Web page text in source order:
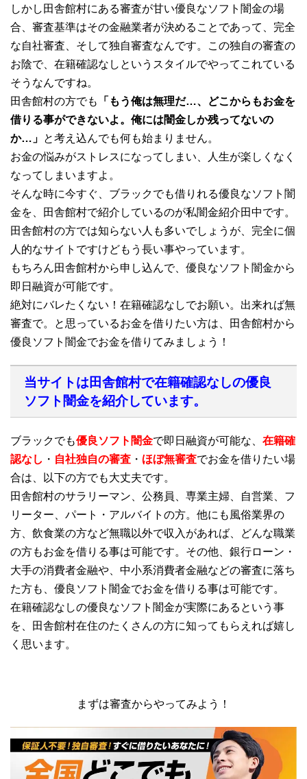
しかし田舎館村にある審査が甘い優良なソフト闇金の場
合、審査基準はその金融業者が決めることであって、完全
な自社審査、そして独自審査なんです。この独自の審査の
お陰で、在籍確認なしというスタイルでやってこれている
そうなんですね。
田舎館村の方でも
「もう俺は無理だ…、どこからもお金を
借りる事ができないよ。俺には闇金しか残ってないの
か…」 と考え込んでも何も始まりません。
お金の悩みがストレスになってしまい、人生が楽しくなく
なってしまいますよ。
そんな時に今すぐ、ブラックでも借りれる優良なソフト闇
金を、田舎館村で紹介しているのが私闇金紹介田中です。
田舎館村の方では知らない人も多いでしょうが、完全に個
人的なサイトですけどもう長い事やっています。
もちろん田舎館村から申し込んで、優良なソフト闇金から
即日融資が可能です。
絶対にバレたくない！在籍確認なしでお願い。出来れば無
審査で。と思っているお金を借りたい方は、田舎館村から
優良ソフト闇金でお金を借りてみましょう！
当サイトは田舎館村で在籍確認なしの優良
ソフト闇金を紹介しています。
ブラックでも優良ソフト闇金で即日融資が可能な、 在籍確
認なし ・ 自社独自の審査 ・ ほぼ無審査でお金を借りたい場
合は、以下の方でも大丈夫です。
田舎館村のサラリーマン、公務員、専業主婦、自営業、フ
リーター、パート・アルバイトの方。他にも風俗業界の
方、飲食業の方など無職以外で収入があれば、どんな職業
の方もお金を借りる事は可能です。その他、銀行ローン・
大手の消費者金融や、中小系消費者金融などの審査に落ち
た方も、優良ソフト闇金でお金を借りる事は可能です。
在籍確認なしの優良なソフト闇金が実際にあるという事
を、田舎館村在住のたくさんの方に知ってもらえれば嬉し
く思います。
まずは審査からやってみよう！